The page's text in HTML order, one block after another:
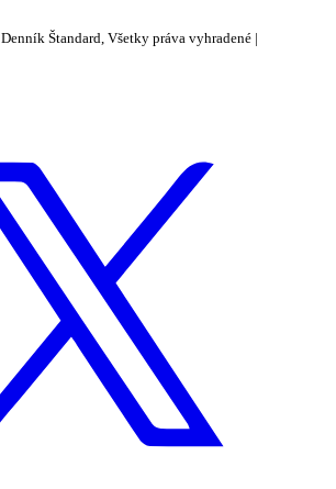
Denník Štandard, Všetky práva vyhradené |